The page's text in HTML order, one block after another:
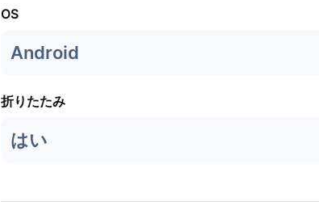
OS
Android
折りたたみ
はい